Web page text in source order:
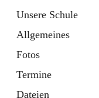
Unsere Schule
Allgemeines
Fotos
Termine
Dateien
Seite
in
Tab
Elternverein
öffnet
in
neuem
Tab